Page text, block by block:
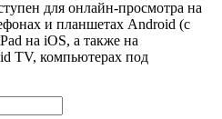
для онлайн-просмотра на
и планшетах Android (с
на iOS, а также на
TV, компьютерах под